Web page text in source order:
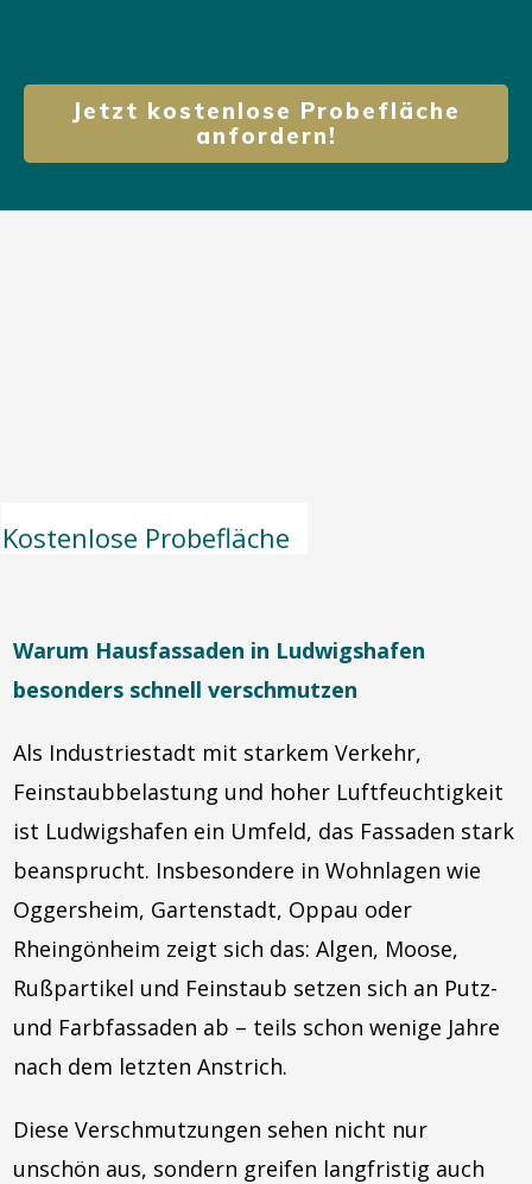
Jetzt kostenlose Probefläche
anfordern!
Kostenlose Probefläche
Warum Hausfassaden in Ludwigshafen
besonders schnell verschmutzen
Als Industriestadt mit starkem Verkehr,
Feinstaubbelastung und hoher Luftfeuchtigkeit
ist Ludwigshafen ein Umfeld, das Fassaden stark
beansprucht. Insbesondere in Wohnlagen wie
Oggersheim, Gartenstadt, Oppau oder
Rheingönheim zeigt sich das: Algen, Moose,
Rußpartikel und Feinstaub setzen sich an Putz-
und Farbfassaden ab – teils schon wenige Jahre
nach dem letzten Anstrich.
Diese Verschmutzungen sehen nicht nur
unschön aus, sondern greifen langfristig auch